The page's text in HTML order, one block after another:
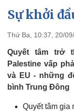
Chính trị
Tổ chức nhân sự
Quốc hội
Nhận diện sự thật
Sự khởi
Thứ Ba, 10:37, 20/
Quyết tâm trở
Palestine vấp
và EU - những
bình Trung Đông
Quyết tâm gia